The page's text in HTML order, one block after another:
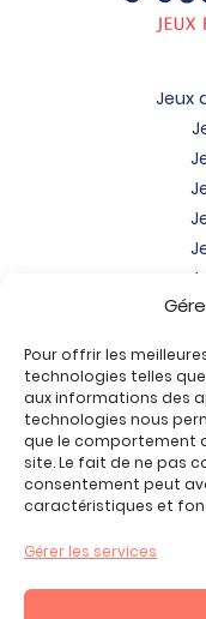
Pour offrir les
technologies telles
aux informations des
technologies nous
que le comportement
site. Le fait de ne pas
consentement peut
caractéristiques et
Gérer les services
Jeux